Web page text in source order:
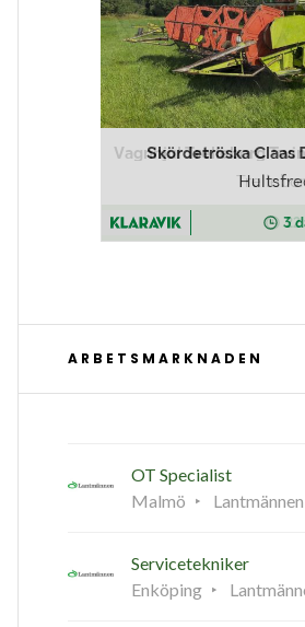
ARBETSMARKNADEN
OT Specialist
Malmö
Lantmännen
Servicetekniker
Enköping